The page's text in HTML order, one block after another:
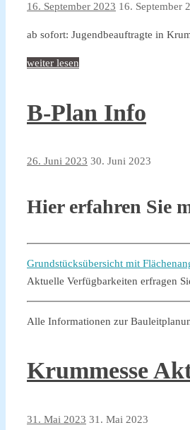
16. September 2023 16. September
ab sofort: Jugendbeauftragte in
weiter lesen
B-Plan Info
26. Juni 2023 30. Juni 2023
Hier erfahren Sie
Grundstücksübersicht mit
Aktuelle Verfügbarkeiten erfragen
Alle Informationen zur
Krummesse
31. Mai 2023 31. Mai 2023